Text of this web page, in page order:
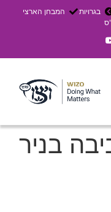
בגרויות
המבחן הארצי
בניר